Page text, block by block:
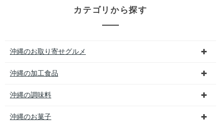
カテゴリから探す
沖縄のお取り寄せグルメ
沖縄の加工食品
沖縄の調味料
沖縄のお菓子